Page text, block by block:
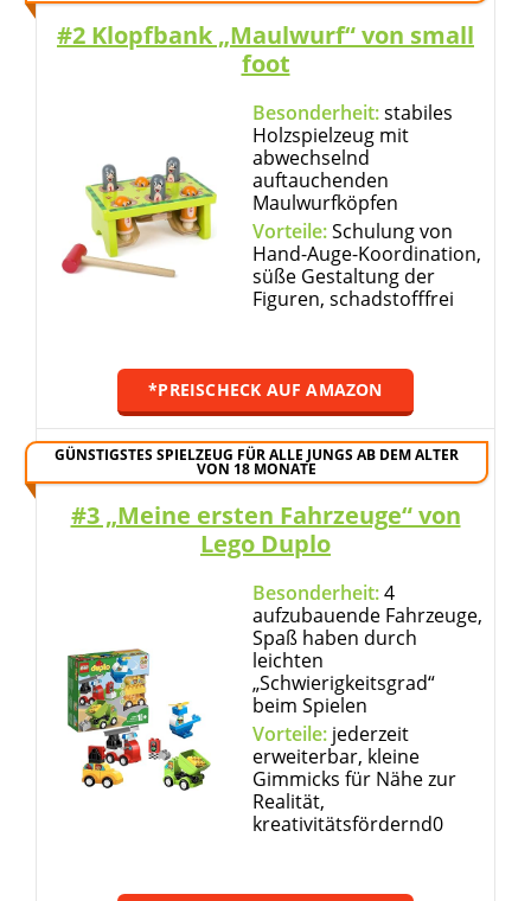
#2 Klopfbank „Maulwurf“ von small
foot
Besonderheit:stabiles
Holzspielzeug mit
abwechselnd
auftauchenden
Maulwurfköpfen
Vorteile:Schulung von
Hand-Auge-Koordination,
süße Gestaltung der
Figuren, schadstofffrei
*PREISCHECK AUF AMAZON
GÜNSTIGSTES SPIELZEUG FÜR ALLE JUNGS AB DEM ALTER
VON 18 MONATE
#3 „Meine ersten Fahrzeuge“ von
Lego Duplo
Besonderheit:4
aufzubauende Fahrzeuge,
Spaß haben durch
leichten
„Schwierigkeitsgrad“
beim Spielen
Vorteile: jederzeit
erweiterbar, kleine
Gimmicks für Nähe zur
Realität,
kreativitätsfördernd0